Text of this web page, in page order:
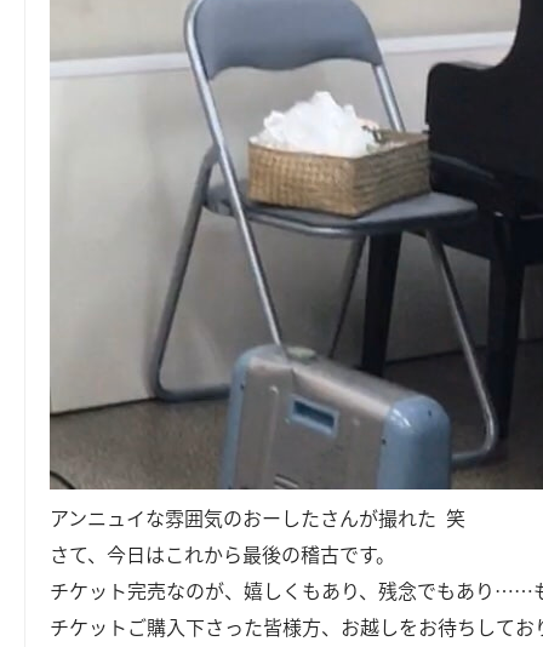
アンニュイな雰囲気のおーしたさんが撮れた 笑
さて、今日はこれから最後の稽古です。
チケット完売なのが、嬉しくもあり、残念でもあり……
チケットご購入下さった皆様方、お越しをお待ちしてお